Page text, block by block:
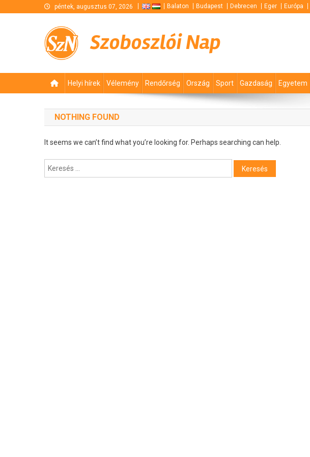
péntek, augusztus 07, 2026 Balaton Budapest Debrecen Eger Európa
Szoboszlói Nap
Helyi hírek Vélemény Rendőrség Ország Sport Gazdaság Egyetem
NOTHING FOUND
It seems we can’t find what you’re looking for. Perhaps searching can help.
Keresés: